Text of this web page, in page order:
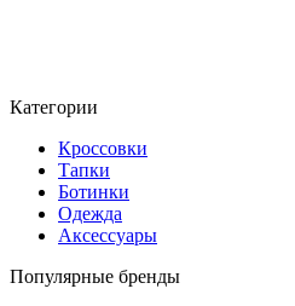
Категории
Кроссовки
Тапки
Ботинки
Одежда
Аксессуары
Популярные бренды